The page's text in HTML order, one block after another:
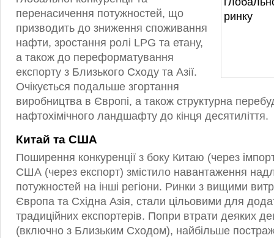
перенасичення потужностей, що
призводить до зниження споживання
нафти, зростання ролі LPG та етану,
а також до переформатування
експорту з Близького Сходу та Азії.
Очікується подальше згортання
виробництва в Європі, а також структурна
нафтохімічного ландшафту до кінця десятиліття.
Китай та США
Поширення конкуренції з боку Китаю (через
США (через експорт) змістило навантаження
потужностей на інші регіони. Ринки з вищими
Європа та Східна Азія, стали цільовими для
традиційних експортерів. Попри втрати деяких
(включно з Близьким Сходом), найбільше